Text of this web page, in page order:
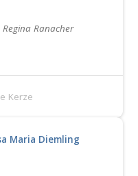
Ranacher
Kerze
Maria Diemling